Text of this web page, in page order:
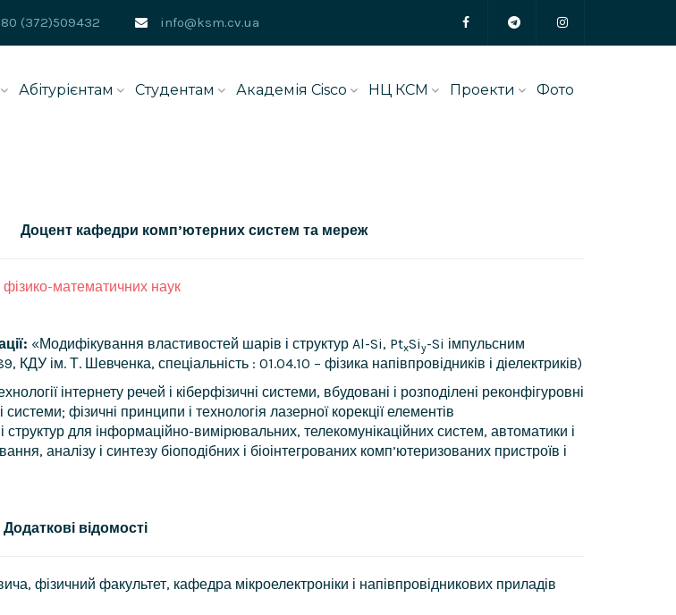
(372)509432 info@ksm.cv.ua
Абітурієнтам Студентам Академія Cisco НЦ КСМ Проекти Фото
Доцент кафедри комп’ютерних систем та мереж
математичних наук
«Модифікування властивостей шарів і структур Al-Si, PtxSiy-Si імпульсним
ім. Т. Шевченка, спеціальність : 01.04.10 – фізика напівпровідників і діелектриків)
інтернету речей і кіберфізичні системи, вбудовані і розподілені реконфігуровні
системи; фізичні принципи і технологія лазерної корекції елементів
структур для інформаційно-вимірювальних, телекомунікаційних систем, автоматики і
аналізу і синтезу біоподібних і біоінтегрованих комп’ютеризованих пристроїв і
Додаткові відомості
фізичний факультет, кафедра мікроелектроніки і напівпровідникових приладів